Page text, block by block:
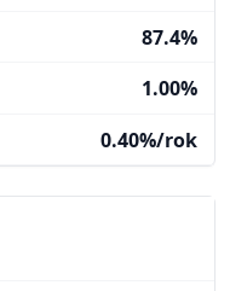
87.4%
1.00%
0.40%/rok